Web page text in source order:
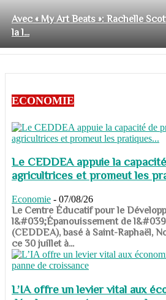
Avec « My Art Beats »: Rachelle
la l...
ECONOMIE
Le CEDDEA appuie la
agricultrices et promeut les
Economie - 07/08/26
​​​​​​​Le Centre Éducatif pour le
l&#039;Épanouissement de
(CEDDEA), basé à Saint-Raphaël,
ce 30 juillet à...
L’IA offre un levier vital aux